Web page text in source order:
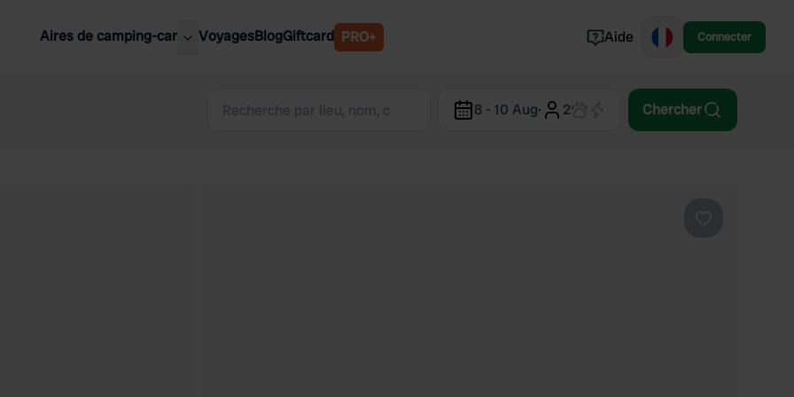
Aires de camping-car
Slovénie
VoyagesBlogGiftcard PRO+ Aide Connecter
8 - 10 Aug· 2 Chercher